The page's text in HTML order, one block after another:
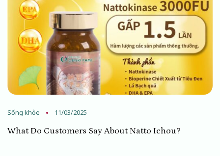
Sống khỏe 11/03/2025
What Do Customers Say About Natto Ichou?